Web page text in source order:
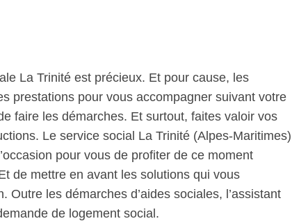
La Trinité est précieux. Et pour cause, les
prestations pour vous accompagner suivant votre
faire les démarches. Et surtout, faites valoir vos
Le service social La Trinité (Alpes-Maritimes)
pour vous de profiter de ce moment
de mettre en avant les solutions qui vous
Outre les démarches d’aides sociales, l’assistant
de logement social.